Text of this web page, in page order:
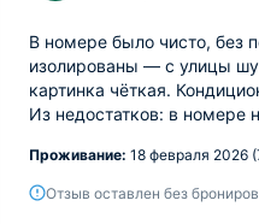
В номере было чисто, без
изолированы — с улицы
картинка чёткая.
Из недостатков: в номере
Проживание: 18 февраля 2026
Отзыв оставлен без